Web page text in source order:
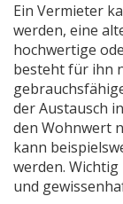
Ein Vermieter
werden, eine
hochwertige
besteht für ihn
der Austausch
den Wohnwert
kann
werden.
und